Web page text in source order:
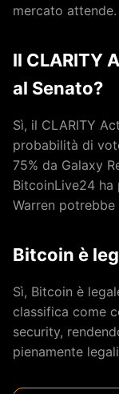
mercato attende.
Il CLARITY
al Senato?
Sì, il CLARITY
probabilità di
75% da Galaxy
BitcoinLive24
Warren
Bitcoin è
Sì, Bitcoin è
classifica come
security,
pienamente